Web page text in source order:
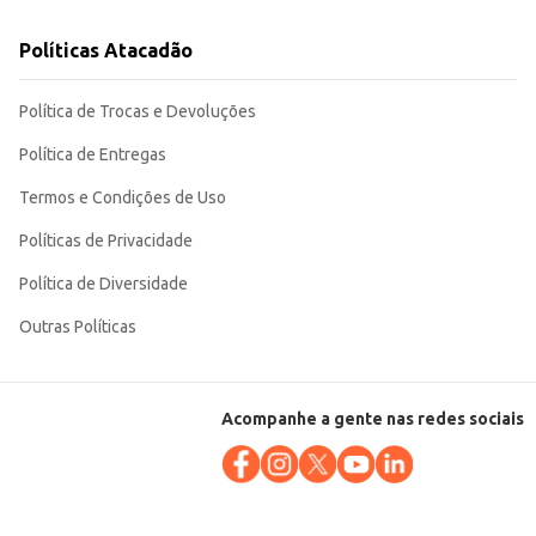
Políticas Atacadão
Política de Trocas e Devoluções
Política de Entregas
Termos e Condições de Uso
Políticas de Privacidade
Política de Diversidade
Outras Políticas
Acompanhe a gente nas redes sociais